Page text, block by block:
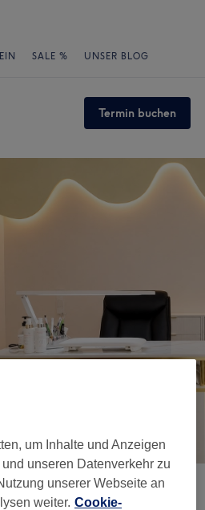
SALE % UNSER BLOG
Termin buchen
um Inhalte und Anzeigen
unseren Datenverkehr zu
unserer Webseite an
weiter. Cookie-